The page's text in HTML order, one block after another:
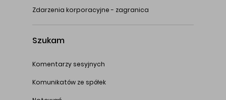
Zdarzenia korporacyjne - zagranica
Szukam
Komentarzy sesyjnych
Komunikatów ze spółek